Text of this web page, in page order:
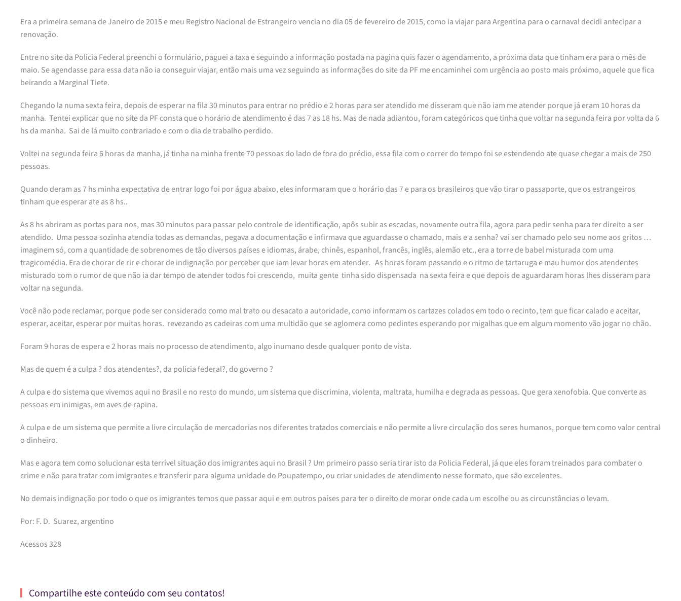
Era a primeira semana de Janeiro de 2015 e meu Registro Nacional de Estrangeiro vencia no dia 05 de fevereiro de 2015, como ia viajar para Argentina para o carnaval decidi antecipar a
renovação.
Entre no site da Policia Federal preenchi o formulário, paguei a taxa e seguindo a informação postada na pagina quis fazer o agendamento, a próxima data que tinham era para o mês de
maio. Se agendasse para essa data não ia conseguir viajar, então mais uma vez seguindo as informações do site da PF me encaminhei com urgência ao posto mais próximo, aquele que fica
beirando a Marginal Tiete.
Chegando la numa sexta feira, depois de esperar na fila 30 minutos para entrar no prédio e 2 horas para ser atendido me disseram que não iam me atender porque já eram 10 horas da
manha. Tentei explicar que no site da PF consta que o horário de atendimento é das 7 as 18 hs. Mas de nada adiantou, foram categóricos que tinha que voltar na segunda feira por volta da 6
hs da manha. Sai de lá muito contrariado e com o dia de trabalho perdido.
Voltei na segunda feira 6 horas da manha, já tinha na minha frente 70 pessoas do lado de fora do prédio, essa fila com o correr do tempo foi se estendendo ate quase chegar a mais de 250
pessoas.
Quando deram as 7 hs minha expectativa de entrar logo foi por água abaixo, eles informaram que o horário das 7 e para os brasileiros que vão tirar o passaporte, que os estrangeiros
tinham que esperar ate as 8 hs..
As 8 hs abriram as portas para nos, mas 30 minutos para passar pelo controle de identificação, apôs subir as escadas, novamente outra fila, agora para pedir senha para ter direito a ser
atendido. Uma pessoa sozinha atendia todas as demandas, pegava a documentação e infirmava que aguardasse o chamado, mais e a senha? vai ser chamado pelo seu nome aos gritos …
imaginem só, com a quantidade de sobrenomes de tão diversos países e idiomas, árabe, chinês, espanhol, francês, inglês, alemão etc., era a torre de babel misturada com uma
tragicomédia. Era de chorar de rir e chorar de indignação por perceber que iam levar horas em atender. As horas foram passando e o ritmo de tartaruga e mau humor dos atendentes
misturado com o rumor de que não ia dar tempo de atender todos foi crescendo, muita gente tinha sido dispensada na sexta feira e que depois de aguardaram horas lhes disseram para
voltar na segunda.
Você não pode reclamar, porque pode ser considerado como mal trato ou desacato a autoridade, como informam os cartazes colados em todo o recinto, tem que ficar calado e aceitar,
esperar, aceitar, esperar por muitas horas. revezando as cadeiras com uma multidão que se aglomera como pedintes esperando por migalhas que em algum momento vão jogar no chão.
Foram 9 horas de espera e 2 horas mais no processo de atendimento, algo inumano desde qualquer ponto de vista.
Mas de quem é a culpa ? dos atendentes?, da policia federal?, do governo ?
A culpa e do sistema que vivemos aqui no Brasil e no resto do mundo, um sistema que discrimina, violenta, maltrata, humilha e degrada as pessoas. Que gera xenofobia. Que converte as
pessoas em inimigas, em aves de rapina.
A culpa e de um sistema que permite a livre circulação de mercadorias nos diferentes tratados comerciais e não permite a livre circulação dos seres humanos, porque tem como valor central
o dinheiro.
Mas e agora tem como solucionar esta terrível situação dos imigrantes aqui no Brasil ? Um primeiro passo seria tirar isto da Policia Federal, já que eles foram treinados para combater o
crime e não para tratar com imigrantes e transferir para alguma unidade do Poupatempo, ou criar unidades de atendimento nesse formato, que são excelentes.
No demais indignação por todo o que os imigrantes temos que passar aqui e em outros países para ter o direito de morar onde cada um escolhe ou as circunstâncias o levam.
Por: F. D. Suarez, argentino
Acessos 328
Compartilhe este conteúdo com seu contatos!